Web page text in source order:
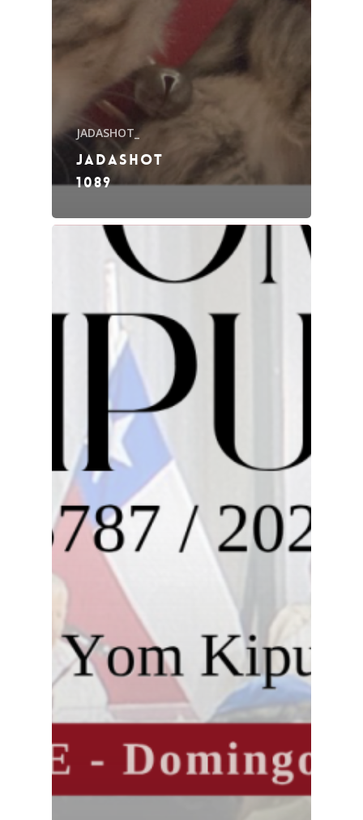
JADASHOT_
JADASHOT
1089